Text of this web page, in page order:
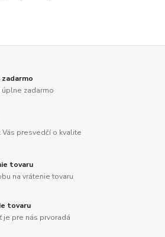
zadarmo
zadarmo
Vás presvedčí o kvalite
tovaru
na vrátenie tovaru
tovaru
je pre nás prvoradá